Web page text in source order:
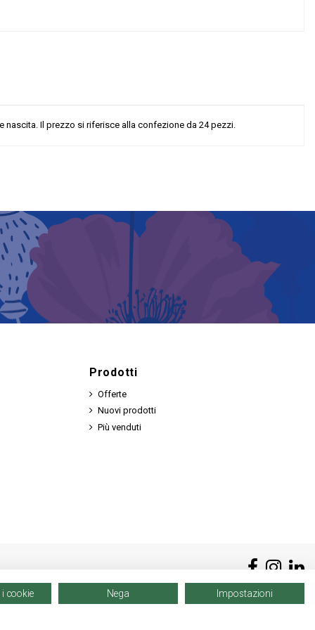
Il prezzo si riferisce alla confezione da 24 pezzi.
Prodotti
Offerte
Nuovi prodotti
Più venduti
cookie Nega Impostazioni